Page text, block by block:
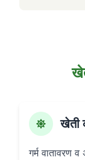
खेती
गर्म वातावरण